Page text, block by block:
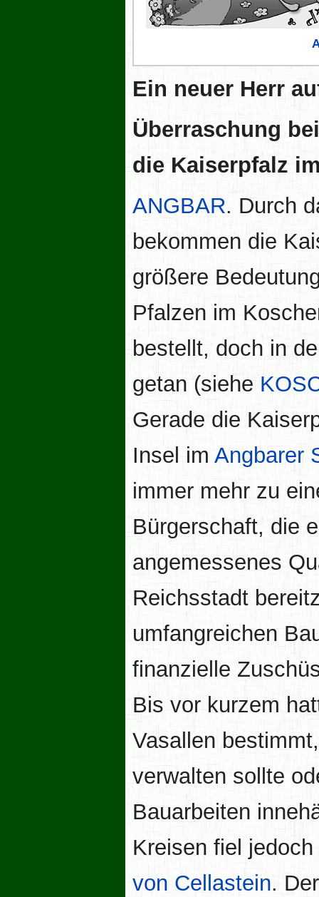
Ein neuer Herr
Überraschung
die Kaiserpfalz
ANGBAR. Durch
bekommen die
größere
Pfalzen im
bestellt, doch in
getan (siehe
Gerade die
Insel im Angbarer
immer mehr zu
Bürgerschaft, die
angemessenes
Reichsstadt
umfangreichen
finanzielle
Bis vor kurzem
Vasallen
verwalten sollte
Bauarbeiten
Kreisen fiel
von Cellastein.